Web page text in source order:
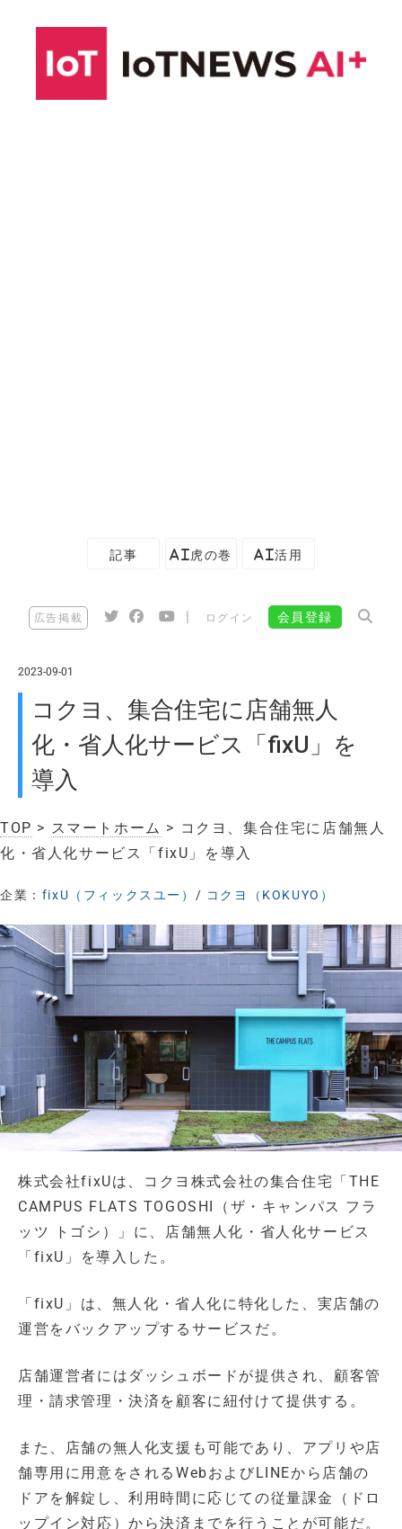
記事 AI虎の巻 AI活用
広告掲載 ログイン 会員登録
2023-09-01
コクヨ、集合住宅に店舗無人
化・省人化サービス「fixU」を
導入
TOP > スマートホーム > コクヨ、集合住宅に店舗無人
化・省人化サービス「fixU」を導入
企業： fixU（フィックスユー） / コクヨ（KOKUYO）
株式会社fixUは、コクヨ株式会社の集合住宅「THE
CAMPUS FLATS TOGOSHI（ザ・キャンパス フラ
ッツ トゴシ）」に、店舗無人化・省人化サービス
「fixU」を導入した。
「fixU」は、無人化・省人化に特化した、実店舗の
運営をバックアップするサービスだ。
店舗運営者にはダッシュボードが提供され、顧客管
理・請求管理・決済を顧客に紐付けて提供する。
また、店舗の無人化支援も可能であり、アプリや店
舗専用に用意をされるWebおよびLINEから店舗の
ドアを解錠し、利用時間に応じての従量課金（ドロ
ップイン対応）から決済までを行うことが可能だ。